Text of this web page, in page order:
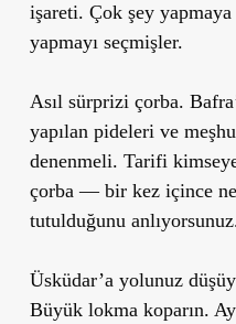
işareti. Çok şey
yapmayı seçmişler.
Asıl sürprizi çorba.
yapılan pideleri ve
denenmeli. Tarifi
çorba — bir kez içince
tutulduğunu
Üsküdar’a yolunuz
Büyük lokma koparın.